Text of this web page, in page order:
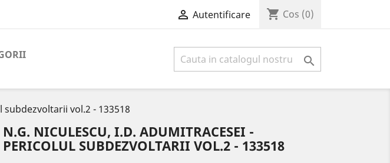
 Autentificare shopping_cart Cos (0)

subdezvoltarii vol.2 - 133518
N.G. NICULESCU, I.D. ADUMITRACESEI -
PERICOLUL SUBDEZVOLTARII VOL.2 - 133518